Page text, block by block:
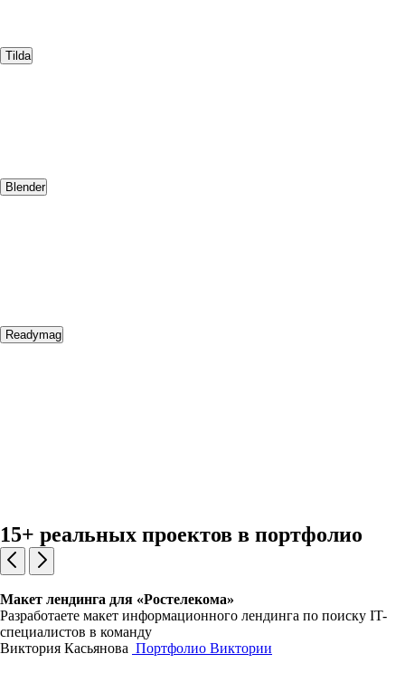
Tilda
Blender
Readymag
15+ реальных проектов в портфолио
Макет лендинга для «Ростелекома»
Разработаете макет информационного лендинга по поиску IT-
специалистов в команду
Виктория Касьянова Портфолио Виктории